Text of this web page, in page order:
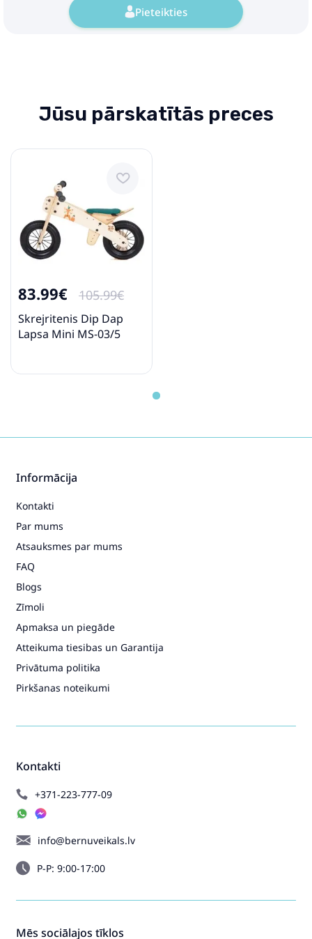
Pieteikties
Jūsu pārskatītās preces
83.99€ 105.99€
Skrejritenis Dip Dap
Lapsa Mini MS-03/5
Kontakti
+371-223-777-09
info@bernuveikals.lv
P-P: 9:00-17:00
Informācija
Kontakti
Par mums
Atsauksmes par mums
FAQ
Blogs
Zīmoli
Apmaksa un piegāde
Atteikuma tiesibas un Garantija
Privātuma politika
Pirkšanas noteikumi
Mēs sociālajos tīklos